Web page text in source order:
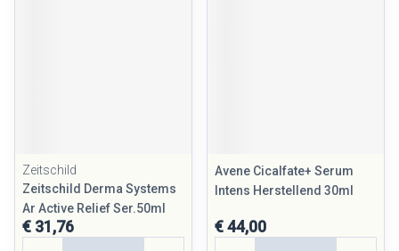
Zeitschild
Zeitschild Derma Systems
Ar Active Relief Ser.50ml
€ 31,76
Avene Cicalfate+ Serum
Intens Herstellend 30ml
€ 44,00